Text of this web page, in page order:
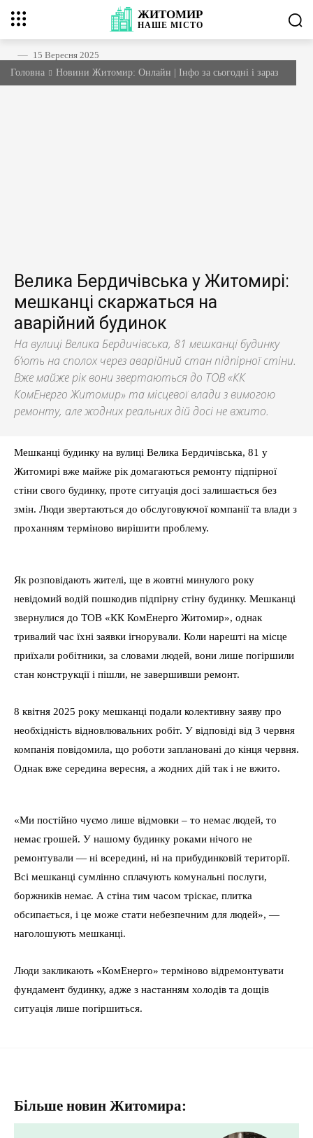
ЖИТОМИР
НАШЕМІСТО
15 Вересня 2025
Головна
Новини Житомир: Онлайн | Інфо за сьогодні і зараз
Велика Бердичівська у Житомирі:
мешканці скаржаться на
аварійний будинок
На вулиці Велика Бердичівська, 81 мешканці будинку
б’ють на сполох через аварійний стан підпірної стіни.
Вже майже рік вони звертаються до ТОВ «КК
КомЕнерго Житомир» та місцевої влади з вимогою
ремонту, але жодних реальних дій досі не вжито.
Мешканці будинку на вулиці Велика Бердичівська, 81 у
Житомирі вже майже рік домагаються ремонту підпірної
стіни свого будинку, проте ситуація досі залишається без
змін. Люди звертаються до обслуговуючої компанії та влади з
проханням терміново вирішити проблему.
Як розповідають жителі, ще в жовтні минулого року
невідомий водій пошкодив підпірну стіну будинку. Мешканці
звернулися до ТОВ «КК КомЕнерго Житомир», однак
тривалий час їхні заявки ігнорували. Коли нарешті на місце
приїхали робітники, за словами людей, вони лише погіршили
стан конструкції і пішли, не завершивши ремонт.
8 квітня 2025 року мешканці подали колективну заяву про
необхідність відновлювальних робіт. У відповіді від 3 червня
компанія повідомила, що роботи заплановані до кінця червня.
Однак вже середина вересня, а жодних дій так і не вжито.
«Ми постійно чуємо лише відмовки – то немає людей, то
немає грошей. У нашому будинку роками нічого не
ремонтували — ні всередині, ні на прибудинковій території.
Всі мешканці сумлінно сплачують комунальні послуги,
боржників немає. А стіна тим часом тріскає, плитка
обсипається, і це може стати небезпечним для людей», —
наголошують мешканці.
Люди закликають «КомЕнерго» терміново відремонтувати
фундамент будинку, адже з настанням холодів та дощів
ситуація лише погіршиться.
Більше новин Житомира: